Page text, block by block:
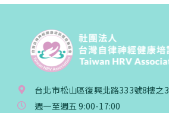
台北市松山區復興北路333號8樓之3
週一至週五 9:00-17:00